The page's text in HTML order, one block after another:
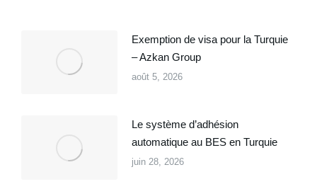
Exemption de visa pour la Turquie
– Azkan Group
août 5, 2026
Le système d’adhésion
automatique au BES en Turquie
juin 28, 2026